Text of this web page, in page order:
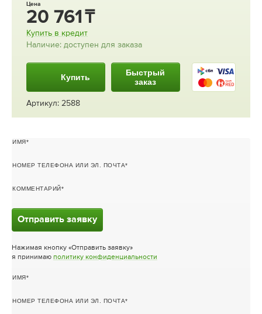
Цена
20 761
Купить в кредит
Наличие: доступен для заказа
Купить
Быстрый
заказ
Артикул: 2588
ИМЯ
НОМЕР ТЕЛЕФОНА ИЛИ ЭЛ. ПОЧТА
КОММЕНТАРИЙ
Отправить заявку
Нажимая кнопку «Отправить заявку»
я принимаю политику конфиденциальности
ИМЯ
НОМЕР ТЕЛЕФОНА ИЛИ ЭЛ. ПОЧТА